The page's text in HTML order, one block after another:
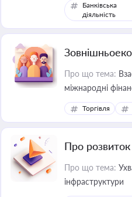
Банківська
діяльність
Про що тема:
міжнародні
Торгівля
Про
Про що тема:
інфраструктури